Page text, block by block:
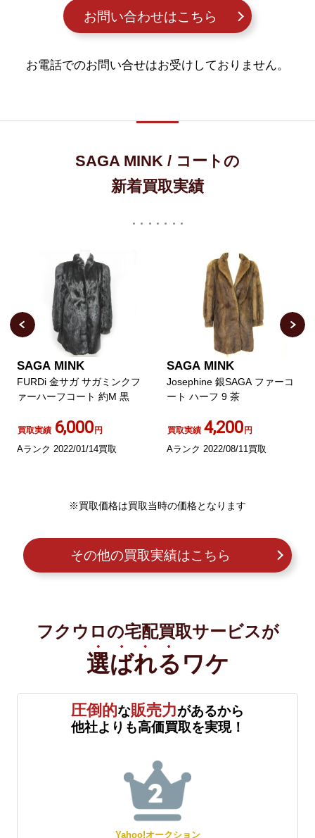
お問い合わせはこちら
お電話でのお問い合せはお受けしておりません。
SAGA MINK / コートの
新着買取実績
SAGA MINK
FURDi 金サガ サガミンクフ
ァーハーフコート 約M 黒
買取実績 6,000円
Aランク 2022/01/14買取
SAGA MINK
Josephine 銀SAGA ファーコ
ート ハーフ 9 茶
買取実績 4,200円
Aランク 2022/08/11買取
※買取価格は買取当時の価格となります
その他の買取実績はこちら
フクウロの宅配買取サービスが
選ばれる ワケ
圧倒的な販売力があるから
他社よりも高価買取を実現！
Yahoo!ショッピング